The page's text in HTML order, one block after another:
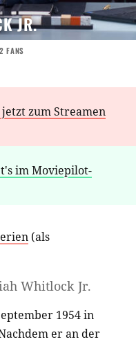
JR.
FANS
zum Streamen
im Moviepilot-
(als
Whitlock Jr.
1954 in
er an der